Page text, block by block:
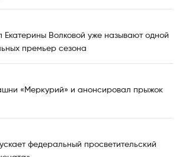
Екатерины Волковой уже называют одной
премьер сезона
«Меркурий» и анонсировал прыжок
федеральный просветительский